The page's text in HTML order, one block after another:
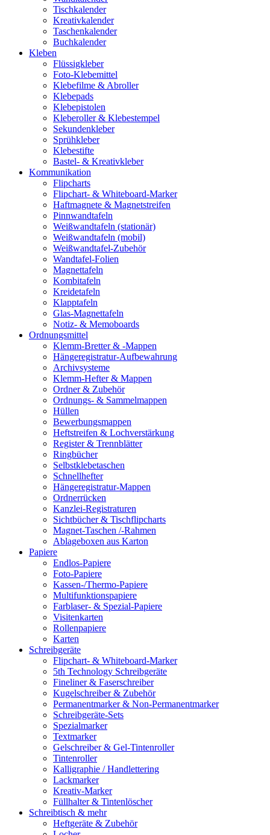
Tischkalender
Kreativkalender
Taschenkalender
Buchkalender
Kleben
Flüssigkleber
Foto-Klebemittel
Klebefilme & Abroller
Klebepads
Klebepistolen
Kleberoller & Klebestempel
Sekundenkleber
Sprühkleber
Klebestifte
Bastel- & Kreativkleber
Kommunikation
Flipcharts
Flipchart- & Whiteboard-Marker
Haftmagnete & Magnetstreifen
Pinnwandtafeln
Weißwandtafeln (stationär)
Weißwandtafeln (mobil)
Weißwandtafel-Zubehör
Wandtafel-Folien
Magnettafeln
Kombitafeln
Kreidetafeln
Klapptafeln
Glas-Magnettafeln
Notiz- & Memoboards
Ordnungsmittel
Klemm-Bretter & -Mappen
Hängeregistratur-Aufbewahrung
Archivsysteme
Klemm-Hefter & Mappen
Ordner & Zubehör
Ordnungs- & Sammelmappen
Hüllen
Bewerbungsmappen
Heftstreifen & Lochverstärkung
Register & Trennblätter
Ringbücher
Selbstklebetaschen
Schnellhefter
Hängeregistratur-Mappen
Ordnerrücken
Kanzlei-Registraturen
Sichtbücher & Tischflipcharts
Magnet-Taschen /-Rahmen
Ablageboxen aus Karton
Papiere
Endlos-Papiere
Foto-Papiere
Kassen-/Thermo-Papiere
Multifunktionspapiere
Farblaser- & Spezial-Papiere
Visitenkarten
Rollenpapiere
Karten
Schreibgeräte
Flipchart- & Whiteboard-Marker
5th Technology Schreibgeräte
Fineliner & Faserschreiber
Kugelschreiber & Zubehör
Permanentmarker & Non-Permanentmarker
Schreibgeräte-Sets
Spezialmarker
Textmarker
Gelschreiber & Gel-Tintenroller
Tintenroller
Kalligraphie / Handlettering
Lackmarker
Kreativ-Marker
Füllhalter & Tintenlöscher
Schreibtisch & mehr
Heftgeräte & Zubehör